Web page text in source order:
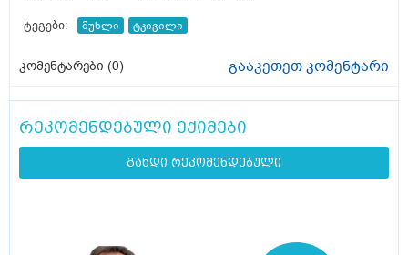
ტეგები: მუხლი ტკივილი
კომენტარები (0) გააკეთეთ კომენტარი
რეკომენდებული ექიმები
გახდი რეკომენდებული